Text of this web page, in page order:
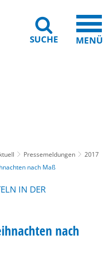
SUCHE MENÜ
Pressemeldungen
2017
nach Maß
IN DER
nach